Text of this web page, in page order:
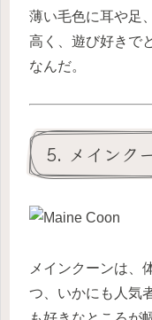
薄い毛色に耳や足
高く、遊び好きで
なんだ。
5. メインク
メインクーンは、
つ、いかにも人気